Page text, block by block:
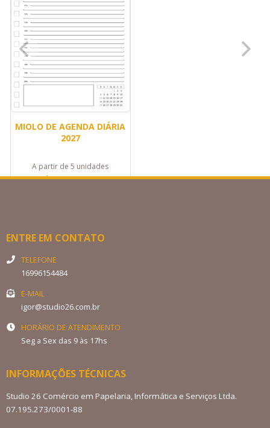
MIOLO DE AGENDA DIÁRIA
2027
A partir de 5 unidades
R$ 23,00cada
DETALHES
ENTRE EM CONTATO
TELEFONE
16996154484
E-MAIL
igor@studio26.com.br
HORÁRIO DE ATENDIMENTO
Seg a Sex das 9 às 17hs
INFORMAÇÕES TÉCNICAS
Studio 26 Comércio em Papelaria, Informática e Serviços Ltda.
07.195.273/0001-88